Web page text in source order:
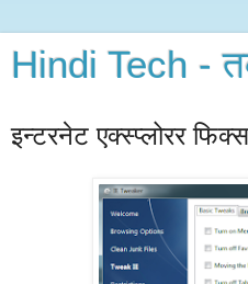
Hindi Tech -
इन्टरनेट एक्स्प्लोरर